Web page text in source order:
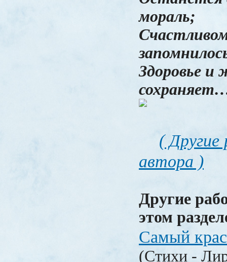
мораль;
Здоровье и
(
автора )
Другие
этом
Самый
(Стихи -